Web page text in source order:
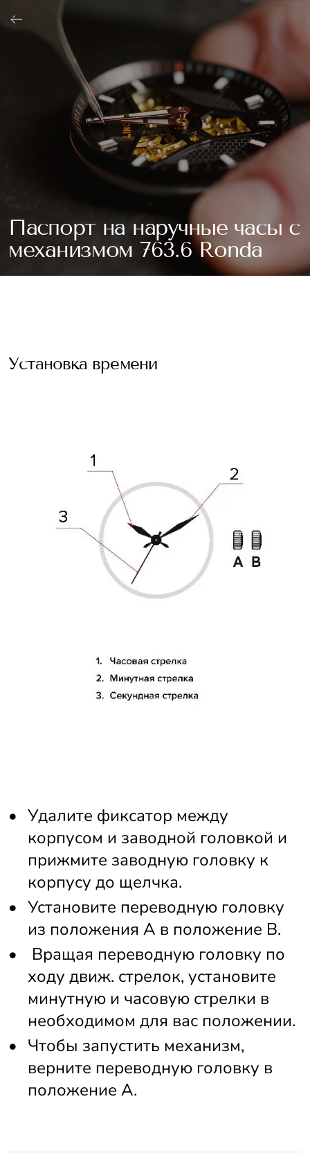
Паспорт на наручные часы с
механизмом 763.6 Ronda
Установка времени
Удалите фиксатор между
корпусом и заводной головкой и
прижмите заводную головку к
корпусу до щелчка.
Установите переводную головку
из положения А в положение B.
Вращая переводную головку по
ходу движ. стрелок, установите
минутную и часовую стрелки в
необходимом для вас положении.
Чтобы запустить механизм,
верните переводную головку в
положение А.